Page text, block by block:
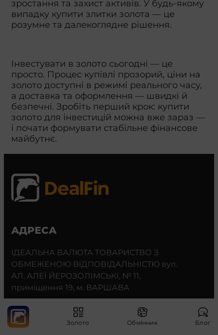
зростання та захист активів. У будь-якому
випадку купити злитки золота — це
розумне та далекоглядне рішення.
Інвестувати в золото сьогодні — це
просто. Процес купівлі прозорий, ціни на
золото доступні в режимі реального часу,
а доставка та оформлення — швидкі й
безпечні. Зробіть перший крок: купити
золото для інвестицій можна вже зараз —
і почати формувати стабільне фінансове
майбутнє.
Золото Обмінник Блог
АДРЕСА
ІДЕАЛЬНА ВАЛЮТА ТОВАРИСТВО З
ОБМЕЖЕНОЮ ВІДПОВІДАЛЬНІСТЮ вул.
АЛ. АЛЕЇ ЙЕРОЗОЛІМСЬКІ, № 11,
приміщення 19, м. ВАРШАВА
ЗАТЕЛЕФОНУЙТЕ НАМ